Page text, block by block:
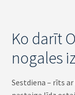
Ko darīt
nogales
Sestdiena – rīts